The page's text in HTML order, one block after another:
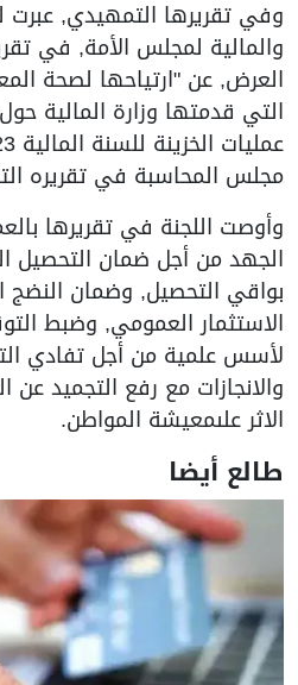
وفي تقريرها التمهيدي, عبرت
والمالية لمجلس الأمة, في
العرض, عن "ارتياحها لصحة
التي قدمتها وزارة المالية
مجلس المحاسبة في تقريره
وأوصت اللجنة في تقريرها
الجهد من أجل ضمان التحصيل
بواقي التحصيل, وضمان النضج
الاستثمار العمومي, وضبط
لأسس علمية من أجل تفادي
والانجازات مع رفع التجميد عن
الاثر علىمعيشة المواطن.
طالع أيضا